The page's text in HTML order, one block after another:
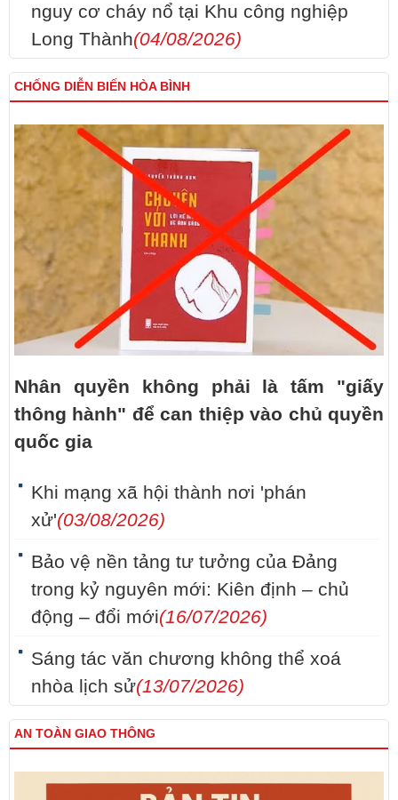
nguy cơ cháy nổ tại Khu công nghiệp
Long Thành(04/08/2026)
CHỐNG DIỄN BIẾN HÒA BÌNH
Nhân quyền không phải là tấm "giấy
thông hành" để can thiệp vào chủ quyền
quốc gia
Khi mạng xã hội thành nơi 'phán
xử'(03/08/2026)
Bảo vệ nền tảng tư tưởng của Đảng
trong kỷ nguyên mới: Kiên định – chủ
động – đổi mới(16/07/2026)
Sáng tác văn chương không thể xoá
nhòa lịch sử(13/07/2026)
AN TOÀN GIAO THÔNG